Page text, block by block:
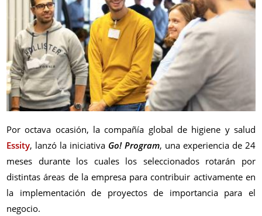
Por octava ocasión, la compañía global de higiene y salud
Essity, lanzó la iniciativa Go! Program, una experiencia de 24
meses durante los cuales los seleccionados rotarán por
distintas áreas de la empresa para contribuir activamente en
la implementación de proyectos de importancia para el
negocio.